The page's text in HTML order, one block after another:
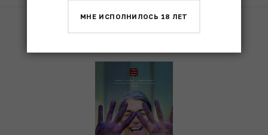
Fine & Rare Wine1490
МНЕ ИСПОЛНИЛОСЬ 18 ЛЕТ